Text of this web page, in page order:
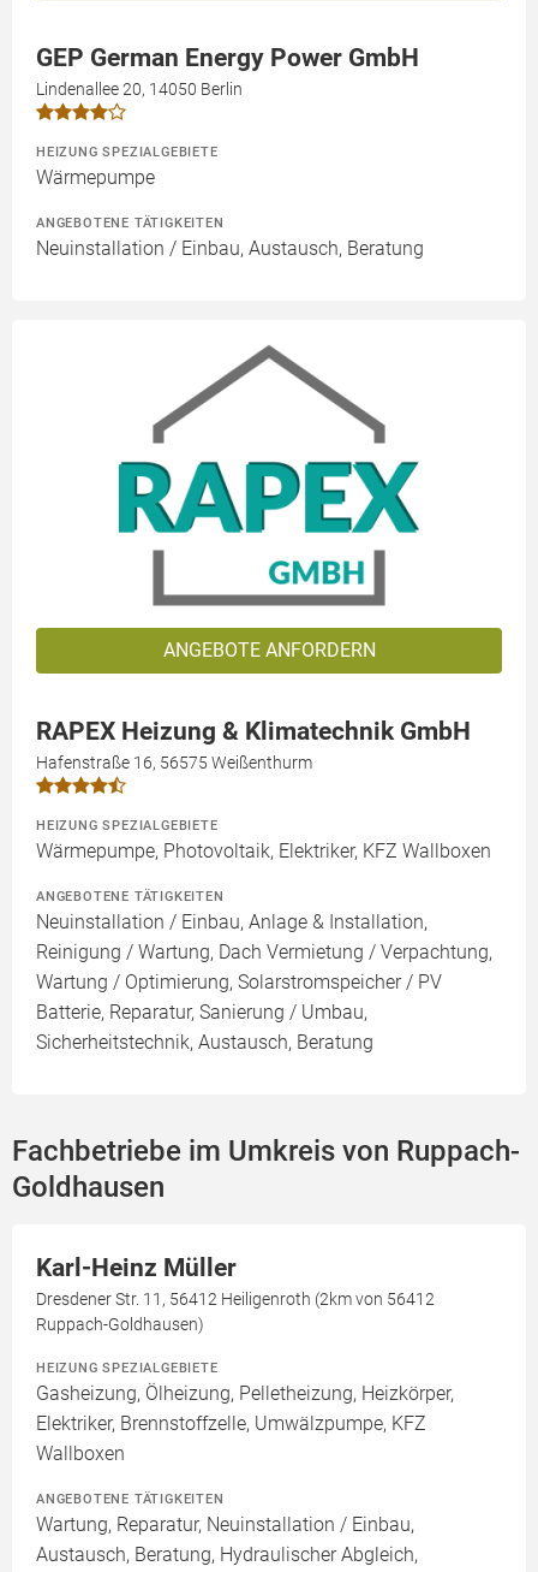
GEP German Energy Power GmbH
Lindenallee 20, 14050 Berlin
HEIZUNG SPEZIALGEBIETE
Wärmepumpe
ANGEBOTENE TÄTIGKEITEN
Neuinstallation / Einbau, Austausch, Beratung
ANGEBOTE ANFORDERN
RAPEX Heizung & Klimatechnik GmbH
Hafenstraße 16, 56575 Weißenthurm
HEIZUNG SPEZIALGEBIETE
Wärmepumpe, Photovoltaik, Elektriker, KFZ Wallboxen
ANGEBOTENE TÄTIGKEITEN
Neuinstallation / Einbau, Anlage & Installation,
Reinigung / Wartung, Dach Vermietung / Verpachtung,
Wartung / Optimierung, Solarstromspeicher / PV
Batterie, Reparatur, Sanierung / Umbau,
Sicherheitstechnik, Austausch, Beratung
Fachbetriebe im Umkreis von Ruppach-
Goldhausen
Karl-Heinz Müller
Dresdener Str. 11, 56412 Heiligenroth (2km von 56412
Ruppach-Goldhausen)
HEIZUNG SPEZIALGEBIETE
Gasheizung, Ölheizung, Pelletheizung, Heizkörper,
Elektriker, Brennstoffzelle, Umwälzpumpe, KFZ
Wallboxen
ANGEBOTENE TÄTIGKEITEN
Wartung, Reparatur, Neuinstallation / Einbau,
Austausch, Beratung, Hydraulischer Abgleich,